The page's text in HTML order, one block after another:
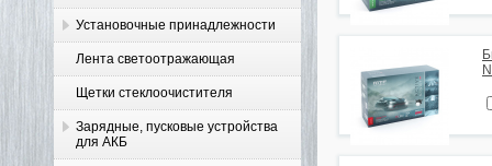
Установочные принадлежности
Лента светоотражающая
Щетки стеклоочистителя
Зарядные, пусковые устройства
для АКБ